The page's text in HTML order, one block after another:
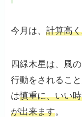
今月は、計算高
四緑木星は、風
行動をされるこ
は慎重に、いい
が出来ます。